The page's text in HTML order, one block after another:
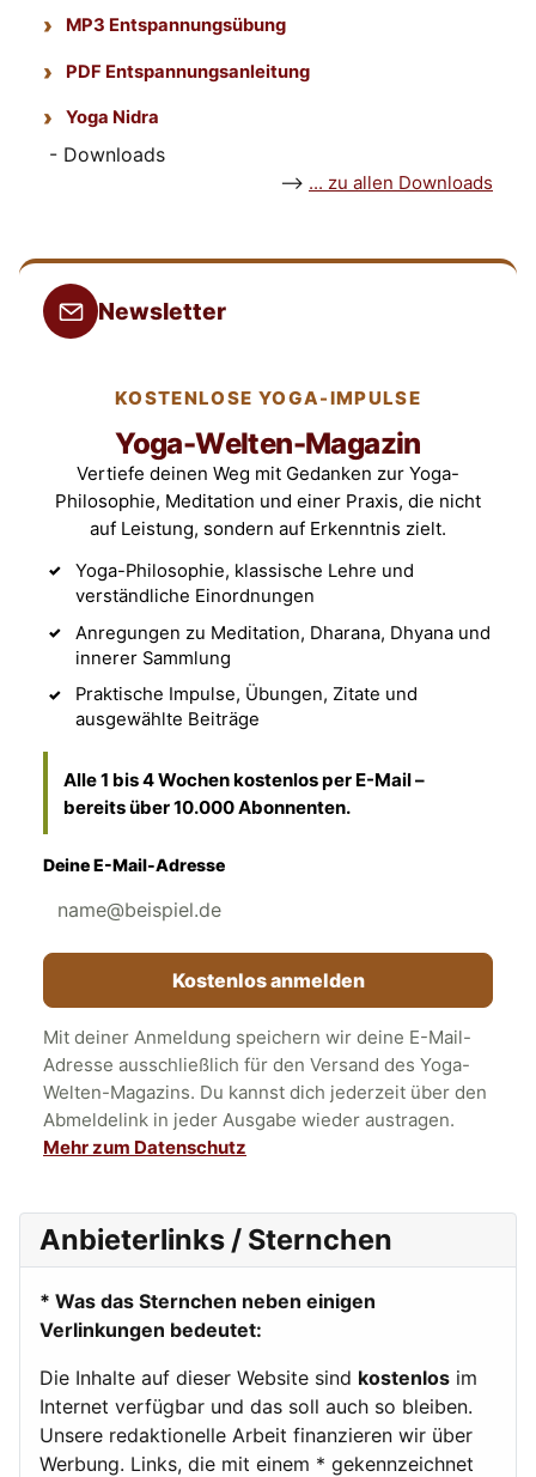
MP3 Entspannungsübung
PDF Entspannungsanleitung
Yoga Nidra
- Downloads
--> ... zu allen Downloads
Newsletter
KOSTENLOSE YOGA-IMPULSE
Yoga-Welten-Magazin
Vertiefe deinen Weg mit Gedanken zur Yoga-
Philosophie, Meditation und einer Praxis, die nicht
auf Leistung, sondern auf Erkenntnis zielt.
Yoga-Philosophie, klassische Lehre und
verständliche Einordnungen
Anregungen zu Meditation, Dharana, Dhyana und
innerer Sammlung
Praktische Impulse, Übungen, Zitate und
ausgewählte Beiträge
Alle 1 bis 4 Wochen kostenlos per E-Mail –
bereits über 10.000 Abonnenten.
Deine E-Mail-Adresse
Kostenlos anmelden
Mit deiner Anmeldung speichern wir deine E-Mail-
Adresse ausschließlich für den Versand des Yoga-
Welten-Magazins. Du kannst dich jederzeit über den
Abmeldelink in jeder Ausgabe wieder austragen.
Mehr zum Datenschutz
Anbieterlinks / Sternchen
* Was das Sternchen neben einigen
Verlinkungen bedeutet:
Die Inhalte auf dieser Website sind kostenlos im
Internet verfügbar und das soll auch so bleiben.
Unsere redaktionelle Arbeit finanzieren wir über
Werbung. Links, die mit einem * gekennzeichnet